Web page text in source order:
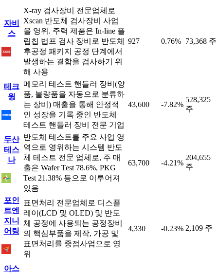
자비
스
X-ray 검사장비 전문업체로
Xscan 반도체 검사장비 사업
을 영위. 주력 제품은 In-line 플
립칩 법프 검사 장비로 반도체
후공정 패키지 공정 단계에서
발생하는 결함을 검사하기 위
해 사용
927 0.76% 73,368 주
테크
윙
메모리 테스트 핸들러 장비(양
품, 불량품을 자동으로 분류하
는 장비) 매출을 통해 안정적
인 성장을 기록 중인 반도체
테스트 핸들러 장비 전문 기업
43,600 -7.82%
528,325
주
두산
테스
나
반도체 테스트를 주요 사업 영
역으로 영위하는 시스템 반도
체 테스트 전문 업체로, 주 매
출은 Wafer Test 78.6%, PKG
Test 21.38% 등으로 이루어져
있음
63,700 -4.21%
204,655
주
포인
트엔
지니
어링
표면처리 전문업체로 디스플
레이(LCD 및 OLED) 및 반도
체 공정에 사용되는 공정장비
의 핵심부품을 제작, 가공 및
표면처리를 중점사업으로 영
위
4,330 -0.23% 2,109 주
아스